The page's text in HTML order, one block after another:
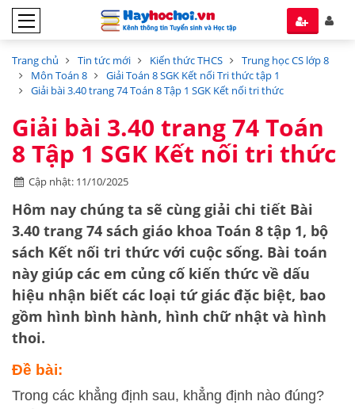
Trang chủ Tin tức mới Kiến thức THCS
Trung học CS lớp 8
Môn Toán 8
Giải Toán 8 SGK Kết nối Tri thức tập 1
Giải bài 3.40 trang 74 Toán 8 Tập 1 SGK Kết nối tri thức
Giải bài 3.40 trang 74 Toán
8 Tập 1 SGK Kết nối tri thức
Cập nhật: 11/10/2025
Hôm nay chúng ta sẽ cùng giải chi tiết Bài
3.40 trang 74 sách giáo khoa Toán 8 tập 1, bộ
sách Kết nối tri thức với cuộc sống. Bài toán
này giúp các em củng cố kiến thức về dấu
hiệu nhận biết các loại tứ giác đặc biệt, bao
gồm hình bình hành, hình chữ nhật và hình
thoi.
Đề bài:
Trong các khẳng định sau, khẳng định nào đúng?